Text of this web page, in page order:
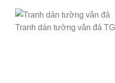
Tranh dán tường vân đá